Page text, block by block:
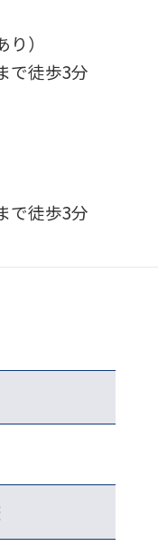
）
で徒歩3分
で徒歩3分